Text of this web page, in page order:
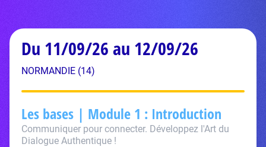
Du 11/09/26 au 12/09/26
NORMANDIE (14)
Les bases | Module 1 : Introduction
Communiquer pour connecter. Développez l'Art du
Dialogue Authentique !